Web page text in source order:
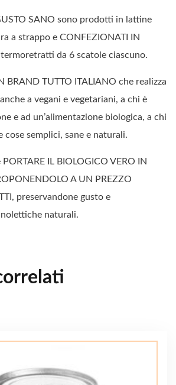
SANO sono prodotti in lattine
a strappo e CONFEZIONATI IN
termoretratti da 6 scatole ciascuno.
BRAND TUTTO ITALIANO che realizza
a vegani e vegetariani, a chi è
e ad un’alimentazione biologica, a chi
cose semplici, sane e naturali.
IL BIOLOGICO VERO IN
A UN PREZZO
preservandone gusto e
naturali.